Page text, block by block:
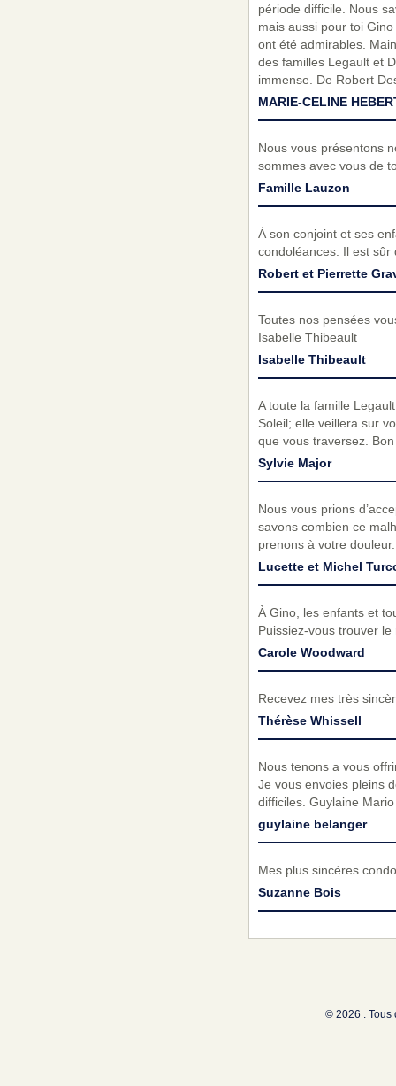
période difficile. Nous
mais aussi pour toi
ont été admirables.
des familles Legault et
immense. De Robert
MARIE-CELINE
Nous vous présentons
sommes avec vous de
Famille Lauzon
À son conjoint et ses
condoléances. Il est sûr
Robert et Pierrette
Toutes nos pensées
Isabelle Thibeault
Isabelle Thibeault
A toute la famille
Soleil; elle veillera sur
que vous traversez.
Sylvie Major
Nous vous prions
savons combien ce
prenons à votre douleur.
Lucette et Michel
À Gino, les enfants et
Puissiez-vous trouver
Carole Woodward
Recevez mes très
Thérèse Whissell
Nous tenons a vous
Je vous envoies pleins
difficiles. Guylaine Mario
guylaine belanger
Mes plus sincères
Suzanne Bois
© 2026 . Tous